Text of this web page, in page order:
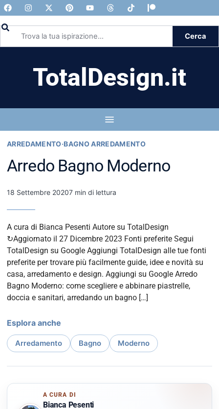
Cerca
TotalDesign.it
ARREDAMENTO·BAGNO ARREDAMENTO
Arredo Bagno Moderno
18 Settembre 20207 min di lettura
A cura di Bianca Pesenti Autore su TotalDesign
↻Aggiornato il 27 Dicembre 2023 Fonti preferite Segui
TotalDesign su Google Aggiungi TotalDesign alle tue fonti
preferite per trovare più facilmente guide, idee e novità su
casa, arredamento e design. Aggiungi su Google Arredo
Bagno Moderno: come scegliere e abbinare piastrelle,
doccia e sanitari, arredando un bagno […]
Esplora anche
Arredamento Bagno Moderno
A CURA DI
Bianca Pesenti